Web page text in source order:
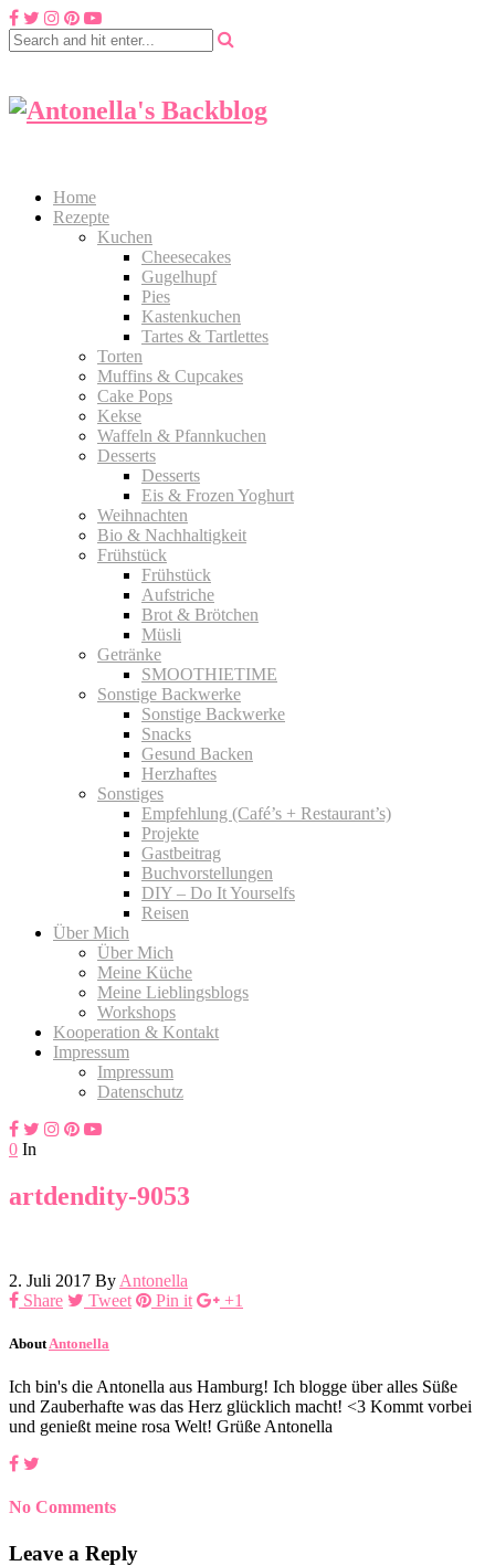
Home
Rezepte
Kuchen
Cheesecakes
Gugelhupf
Pies
Kastenkuchen
Tartes & Tartlettes
Torten
Muffins & Cupcakes
Cake Pops
Kekse
Waffeln & Pfannkuchen
Desserts
Desserts
Eis & Frozen Yoghurt
Weihnachten
Bio & Nachhaltigkeit
Frühstück
Frühstück
Aufstriche
Brot & Brötchen
Müsli
Getränke
SMOOTHIETIME
Sonstige Backwerke
Sonstige Backwerke
Snacks
Gesund Backen
Herzhaftes
Sonstiges
Empfehlung (Café’s + Restaurant’s)
Projekte
Gastbeitrag
Buchvorstellungen
DIY – Do It Yourselfs
Reisen
Über Mich
Über Mich
Meine Küche
Meine Lieblingsblogs
Workshops
Kooperation & Kontakt
Impressum
Impressum
Datenschutz
0 In
artdendity-9053
2. Juli 2017 By Antonella
Share
Tweet Pin it +1
About Antonella
Ich bin's die Antonella aus Hamburg! Ich blogge über alles Süße
und Zauberhafte was das Herz glücklich macht! <3 Kommt vorbei
und genießt meine rosa Welt! Grüße Antonella
No Comments
Leave a Reply